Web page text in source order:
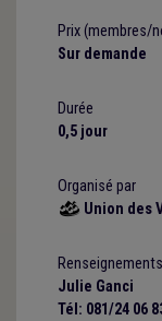
Prix (membres/
Sur demande
Durée
0,5 jour
Organisé par
 Union des
Renseignements
Julie Ganci
Tél: 081/24 06